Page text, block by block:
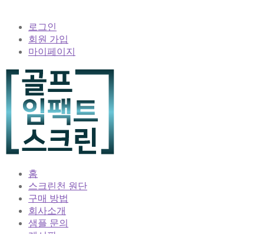
로그인
회원 가입
마이페이지
홈
스크린천 원단
구매 방법
회사소개
샘플 문의